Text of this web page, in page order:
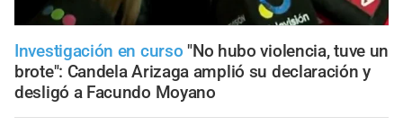
Investigación en curso "No hubo violencia, tuve un
brote": Candela Arizaga amplió su declaración y
desligó a Facundo Moyano